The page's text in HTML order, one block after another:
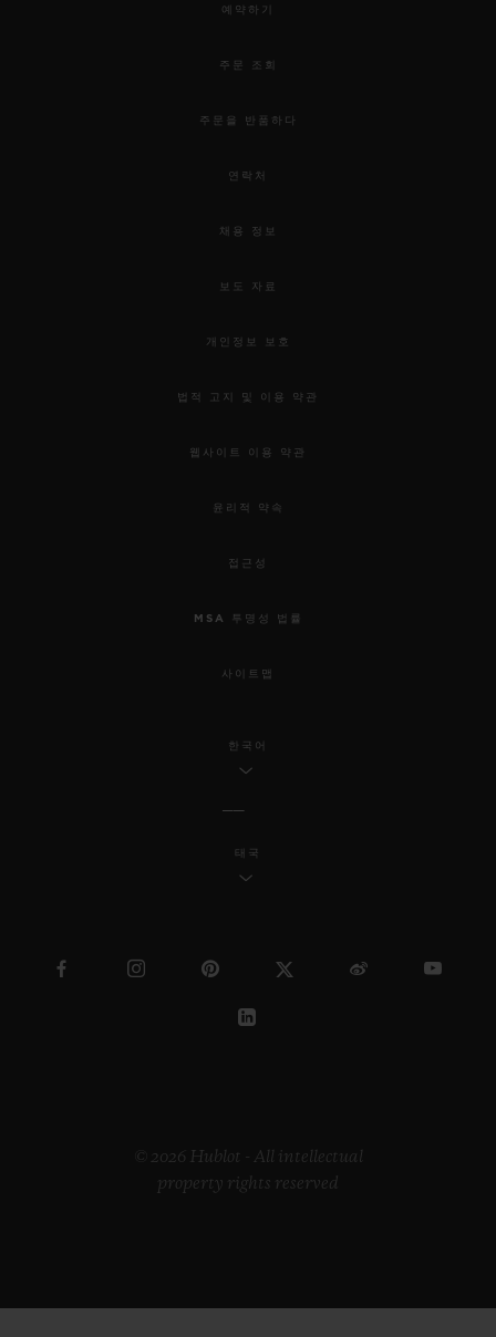
예약하기
주문 조회
주문을 반품하다
연락처
채용 정보
보도 자료
개인정보 보호
법적 고지 및 이용 약관
웹사이트 이용 약관
윤리적 약속
접근성
MSA 투명성 법률
사이트맵
한국어
태국
© 2026 Hublot - All intellectual
property rights reserved